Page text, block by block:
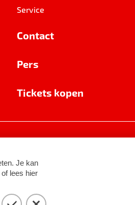
Service
Contact
Pers
Tickets kopen